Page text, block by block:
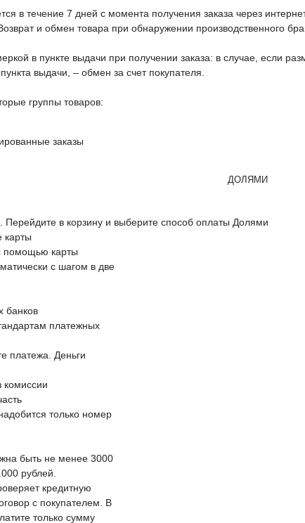
в течение 7 дней с момента получения заказа через
и обмен товара при обнаружении производственного
в пункте выдачи при получении заказа: в случае, если
выдачи, – обмен за счет покупателя.
группы товаров:
заказы
ДОЛЯМИ
в корзину и выберите способ оплаты Долями
карты
помощью карты
с шагом в две
банков
платежных
платежа. Деньги
комиссии
только номер
быть не менее 3000
рублей.
кредитную
с покупателем. В
только сумму